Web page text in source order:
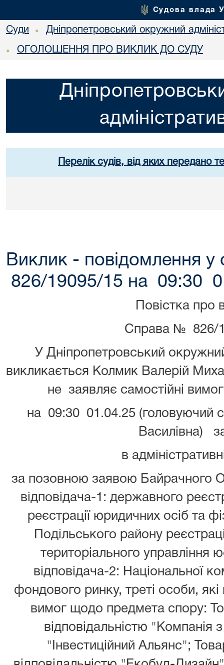
Судова влада
Суди • Дніпропетровський окружний
• ОГОЛОШЕННЯ ПРО ВИКЛИК ДО СУДУ
Перелік судів, від яких передано
Виклик - повідомлення у
826/19095/15 на 09:30
Повістка про
Справа № 826/
У Дніпропетровський
викликається Колмик Валерій
не заявляє самостійні
на 09:30 01.04.25 (головуючий
Василівна)
в
за позовною заявою Байрачного
відповідача-1: державного
реєстрації юридичних осіб та
Подільського району
територіального управління
відповідача-2: Національної
фондового ринку, треті особи,
вимог щодо предмета спору:
відповідальністю "Компанія
"Інвестиційний Альянс";